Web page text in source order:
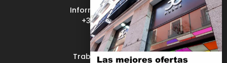
Información y reservas:
+34 902 400 409
Mi reserva
Trabaja con nosotros